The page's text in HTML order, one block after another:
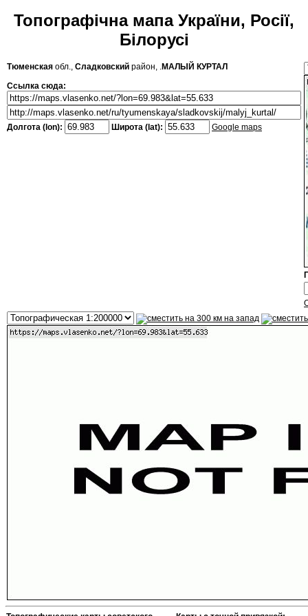
Топографічна мапа України, Росії,
Білорусі
Тюменская обл., Сладковский район, .МАЛЫЙ КУРТАЛ
Ссылка сюда:
Долгота (lon): Широта (lat): Google maps